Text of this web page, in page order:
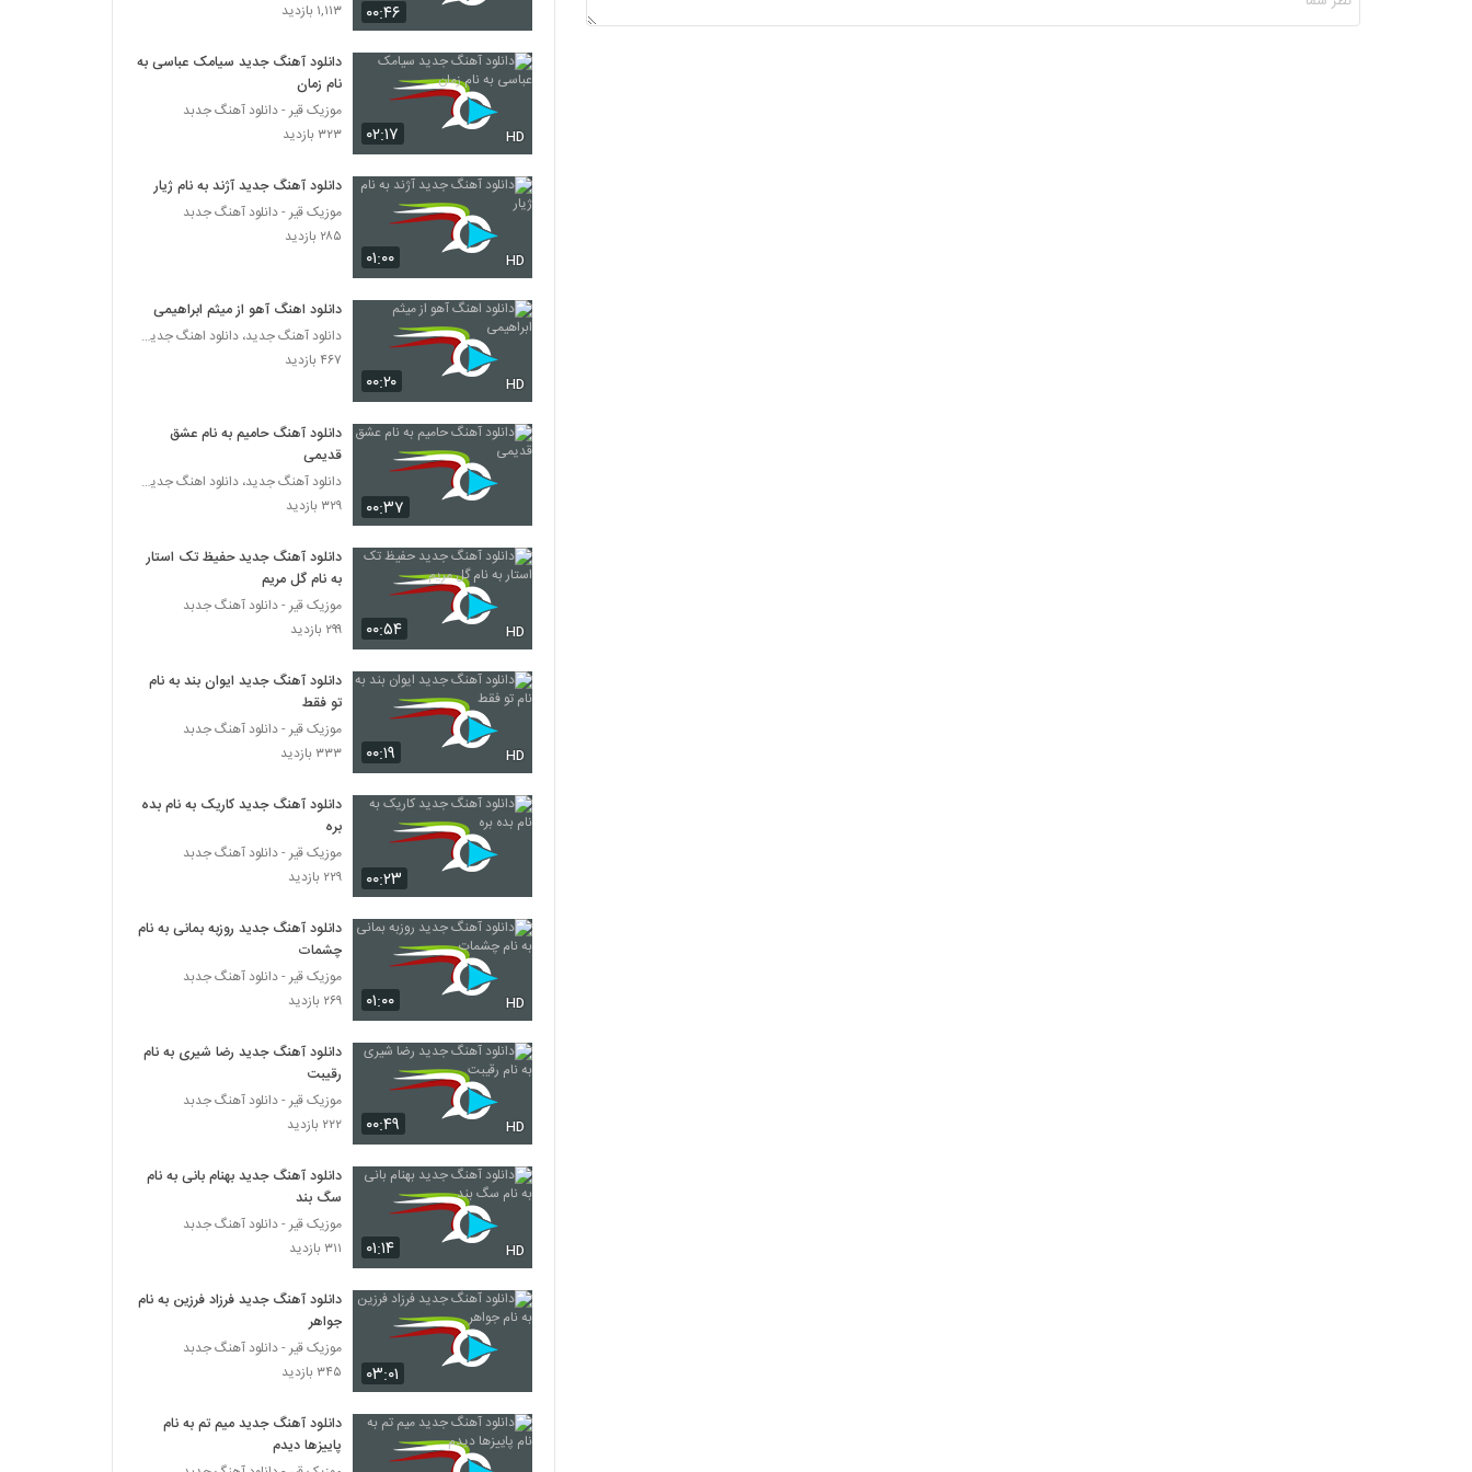
زنگ زنگ
آهنگ سیاوش پالاهنگ بنام بارون
دانلود آهنگ جذابی از بهرام بهرامی
۳۰۶ بازدید
۳۳۵ بازدید
دانلود آهنگ شباهنگ (جدید) ریسک
۳۷۹ بازدید
آهنگ فصل پنجم از حمید ترابی(پاپ)
۲۵۶ بازدید
۴۲۱ بازدید
دانلود آهنگ بهزاد لیتو خدا شکر
۲,۱۵۷ بازدید
تی ام بکس آهنگ رسممونه
۹۶۳ بازدید
موزیک زیبای فقط واسه من از خشایار اس آر
۳۵۳ بازدید
جوونی
۴۱۷ بازدید
آهنگ پروفشنال از سپهر خلسه(رپ)
۸۸۳ بازدید
ادی عطار آهنگ منو دوست داری
۵۱۲ بازدید
دانلود آهنگ اپیکور باند بالاتر
۴۹۰ بازدید
آهنگ لوطفن بو دفعه گئتمه از مسعود
جودت(پاپ)
۳۰۶ بازدید
دانلود آهنگ نمیخوام باور کنم از رضا اسلامی
۲۸۱ بازدید
دانلود آهنگ جدید و زیبای ئاسو با نام کافه ی
خاطرات
۰۰:۴۶
۱,۱۱۳ بازدید
۰۲:۱۷ HD
دانلود آهنگ جدید سیامک عباسی به
نام زمان
موزیک قیر - دانلود آهنگ جدبد
۳۲۳ بازدید
۰۱:۰۰ HD
دانلود آهنگ جدید آژند به نام ژیار
موزیک قیر - دانلود آهنگ جدبد
۲۸۵ بازدید
۰۰:۲۰ HD
دانلود اهنگ آهو از میثم ابراهیمی
دانلود آهنگ جدید، دانلود اهنگ جدید ایرانی
۴۶۷ بازدید
۰۰:۳۷
دانلود آهنگ حامیم به نام عشق
قدیمی
دانلود آهنگ جدید، دانلود اهنگ جدید ایرانی
۳۲۹ بازدید
۰۰:۵۴ HD
دانلود آهنگ جدید حفیظ تک استار
به نام گل مریم
موزیک قیر - دانلود آهنگ جدبد
۲۹۹ بازدید
۰۰:۱۹ HD
دانلود آهنگ جدید ایوان بند به نام
تو فقط
موزیک قیر - دانلود آهنگ جدبد
۳۳۳ بازدید
۰۰:۲۳
دانلود آهنگ جدید کاریک به نام بده
بره
موزیک قیر - دانلود آهنگ جدبد
۲۲۹ بازدید
۰۱:۰۰ HD
دانلود آهنگ جدید روزبه بمانی به نام
چشمات
موزیک قیر - دانلود آهنگ جدبد
۲۶۹ بازدید
۰۰:۴۹ HD
دانلود آهنگ جدید رضا شیری به نام
رقیبت
موزیک قیر - دانلود آهنگ جدبد
۲۲۲ بازدید
۰۱:۱۴ HD
دانلود آهنگ جدید بهنام بانی به نام
سگ بند
موزیک قیر - دانلود آهنگ جدبد
۳۱۱ بازدید
۰۳:۰۱
دانلود آهنگ جدید فرزاد فرزین به نام
جواهر
موزیک قیر - دانلود آهنگ جدبد
۳۴۵ بازدید
دانلود آهنگ جدید میم تم به نام
پاییزها دیدم